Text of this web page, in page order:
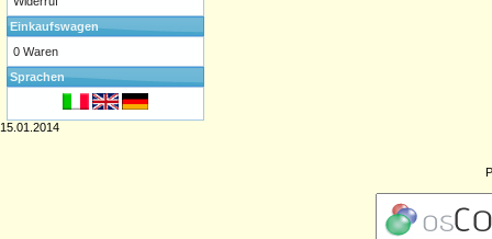
Einkaufswagen
0 Waren
Sprachen
15.01.2014